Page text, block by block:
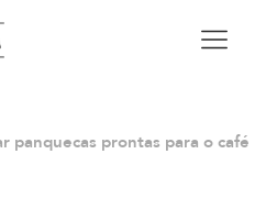
panquecas prontas para o café